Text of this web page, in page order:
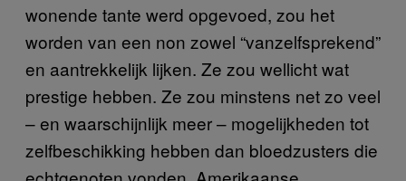
wonende tante werd opgevoed, zou het
worden van een non zowel “vanzelfsprekend”
en aantrekkelijk lijken. Ze zou wellicht wat
prestige hebben. Ze zou minstens net zo veel
– en waarschijnlijk meer – mogelijkheden tot
zelfbeschikking hebben dan bloedzusters die